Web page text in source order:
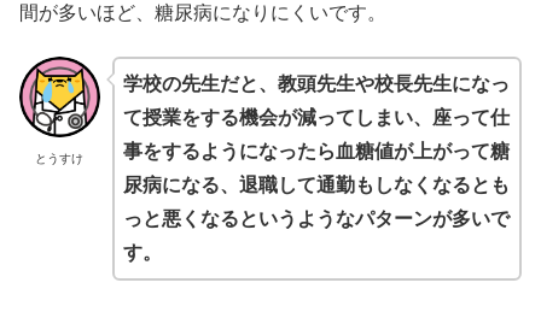
間が多いほど、糖尿病になりにくいです。
とうすけ
学校の先生だと、教頭先生や校長先生になっ
て授業をする機会が減ってしまい、座って仕
事をするようになったら血糖値が上がって糖
尿病になる、退職して通勤もしなくなるとも
っと悪くなるというようなパターンが多いで
す。